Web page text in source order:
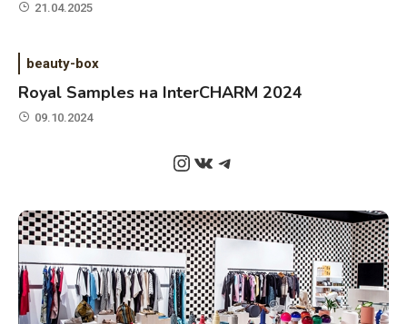
21.04.2025
beauty-box
Royal Samples на InterCHARM 2024
09.10.2024
Instagram
ВКонтакте
Telegram